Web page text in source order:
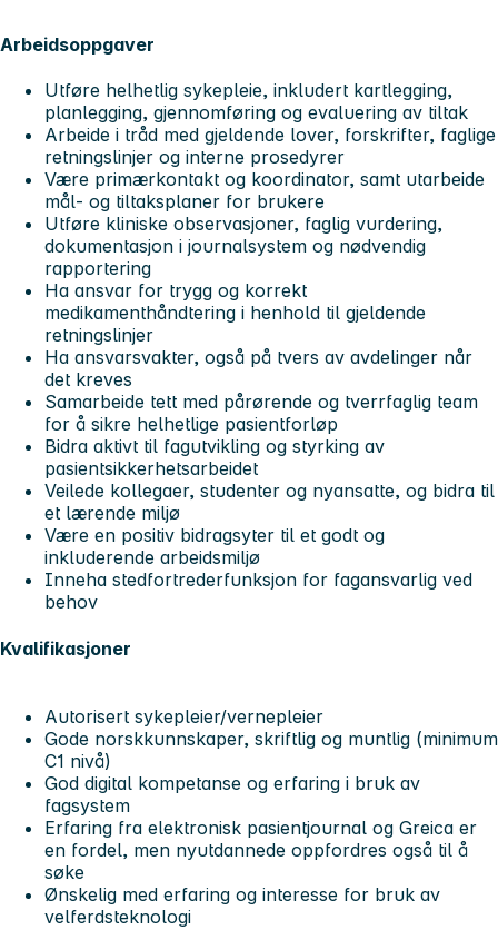
Arbeidsoppgaver
Utføre helhetlig sykepleie, inkludert kartlegging,
planlegging, gjennomføring og evaluering av tiltak
Arbeide i tråd med gjeldende lover, forskrifter, faglige
retningslinjer og interne prosedyrer
Være primærkontakt og koordinator, samt utarbeide
mål- og tiltaksplaner for brukere
Utføre kliniske observasjoner, faglig vurdering,
dokumentasjon i journalsystem og nødvendig
rapportering
Ha ansvar for trygg og korrekt
medikamenthåndtering i henhold til gjeldende
retningslinjer
Ha ansvarsvakter, også på tvers av avdelinger når
det kreves
Samarbeide tett med pårørende og tverrfaglig team
for å sikre helhetlige pasientforløp
Bidra aktivt til fagutvikling og styrking av
pasientsikkerhetsarbeidet
Veilede kollegaer, studenter og nyansatte, og bidra til
et lærende miljø
Være en positiv bidragsyter til et godt og
inkluderende arbeidsmiljø
Inneha stedfortrederfunksjon for fagansvarlig ved
behov
Kvalifikasjoner
Autorisert sykepleier/vernepleier
Gode norskkunnskaper, skriftlig og muntlig (minimum
C1 nivå)
God digital kompetanse og erfaring i bruk av
fagsystem
Erfaring fra elektronisk pasientjournal og Greica er
en fordel, men nyutdannede oppfordres også til å
søke
Ønskelig med erfaring og interesse for bruk av
velferdsteknologi